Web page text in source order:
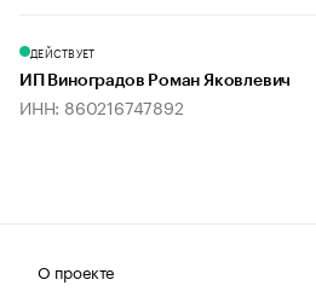
ДЕЙСТВУЕТ
ИП Виноградов Роман Яковлевич
ИНН: 860216747892
О проекте